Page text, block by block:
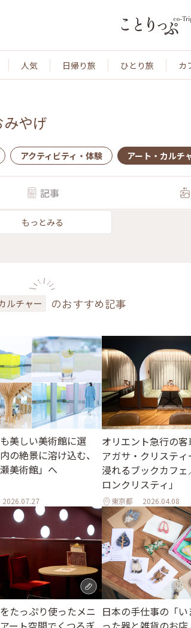
人気 日帰り旅 ひとり旅 カ
みやげ
アクティビティ・体験 アート・カルチ
記事
もっとみる
ルチャー のおすすめ記事
美しい美術館に選
の絶景に溶け込む、
美術館」へ
2026.07.27
オリエント急行の
アガサ・クリステ
浸れるブックカフ
ロンクリスティ」
東京都 2026.04.08
たっぷり使ったメニ 日本の手仕事の「